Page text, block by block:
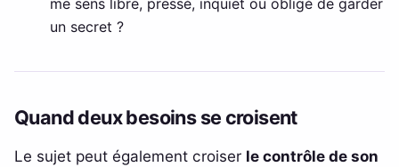
un secret ?
Quand deux besoins se croisent
Le sujet peut également croiser le contrôle de son